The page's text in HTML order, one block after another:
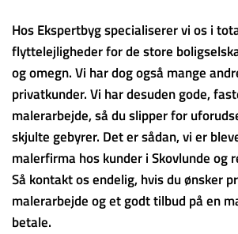
Hos Ekspertbyg specialiserer vi os i
flyttelejligheder for de store
og omegn. Vi har dog også mange
privatkunder. Vi har desuden gode,
malerarbejde, så du slipper for
skjulte gebyrer. Det er sådan, vi er
malerfirma hos kunder i Skovlunde og
Så kontakt os endelig, hvis du ønsker
malerarbejde og et godt tilbud på en
betale.